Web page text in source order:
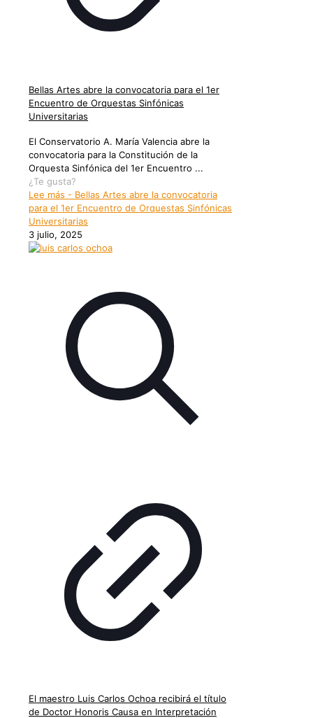
Bellas Artes abre la convocatoria para el 1er
Encuentro de Orquestas Sinfónicas
Universitarias
El Conservatorio A. María Valencia abre la
convocatoria para la Constitución de la
Orquesta Sinfónica del 1er Encuentro ...
¿Te gusta?
Lee más - Bellas Artes abre la convocatoria
para el 1er Encuentro de Orquestas Sinfónicas
Universitarias
3 julio, 2025
El maestro Luis Carlos Ochoa recibirá el título
de Doctor Honoris Causa en Interpretación